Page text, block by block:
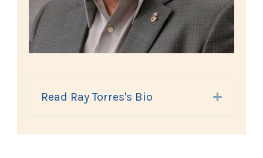
Read Ray Torres's Bio Expand